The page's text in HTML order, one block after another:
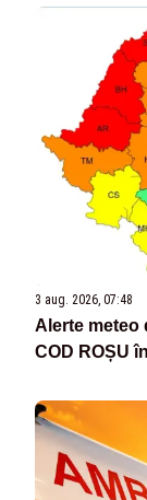
3 aug. 2026, 07:48
Alerte meteo
COD ROȘU